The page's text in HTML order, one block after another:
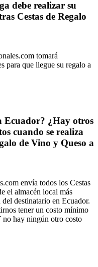
debe realizar su
Cestas de Regalo
tomará
para que llegue su regalo a
Ecuador? ¿Hay otros
cuando se realiza
de Vino y Queso a
envía todos los Cestas
el almacén local más
destinatario en Ecuador.
tener un costo mínimo
hay ningún otro costo